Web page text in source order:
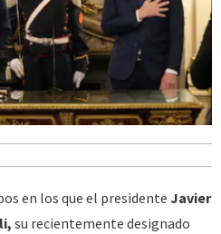
en los que el presidente Javier
su recientemente designado